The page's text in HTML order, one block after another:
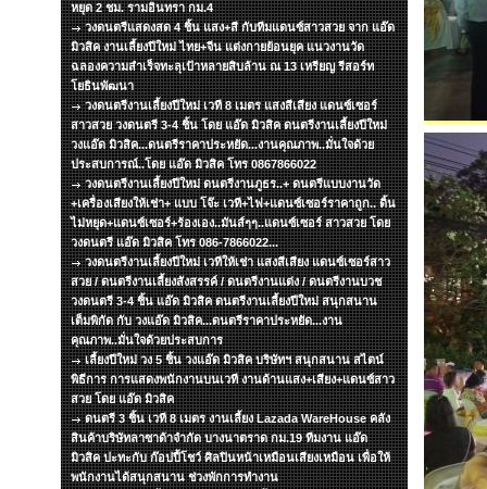
หยุด 2 ชม. รามอินทรา กม.4
วงดนตรีแสดงสด 4 ชิ้น แสง+สี กับทีมแดนซ์สาวสวย จาก แอ๊ด
มิวสิค งานเลี้ยงปีใหม่ ไทย+จีน แต่งกายย้อนยุค แนวงานวัด
ฉลองความสำเร็จทะลุเป้าหลายสิบล้าน ณ 13 เหรียญ รีสอร์ท
โยธินพัฒนา
วงดนตรีงานเลี้ยงปีใหม่ เวที 8 เมตร แสงสีเสียง แดนซ์เซอร์
สาวสวย วงดนตรี 3-4 ชิ้น โดย แอ๊ด มิวสิค ดนตรีงานเลี้ยงปีใหม่
วงแอ๊ด มิวสิค...ดนตรีราคาประหยัด...งานคุณภาพ..มั่นใจด้วย
ประสบการณ์..โดย แอ๊ด มิวสิค โทร 0867866022
วงดนตรีงานเลี้ยงปีใหม่ ดนตรีงานภูธร..+ ดนตรีแบบงานวัด
+เครื่องเสียงให้เช่า+ แบบ โจ๊ะ เวที+ไฟ+แดนซ์เซอร์ราคาถูก.. ดิ้น
ไม่หยุด+แดนซ์เซอร์+ร้องเอง..มันส์ๆๆ..แดนซ์เซอร์ สาวสวย โดย
วงดนตรี แอ๊ด มิวสิค โทร 086-7866022...
วงดนตรีงานเลี้ยงปีใหม่ เวทีให้เช่า แสงสีเสียง แดนซ์เซอร์สาว
สวย / ดนตรีงานเลี้ยงสังสรรค์ / ดนตรีงานแต่ง / ดนตรีงานบวช
วงดนตรี 3-4 ชิ้น แอ๊ด มิวสิค ดนตรีงานเลี้ยงปีใหม่ สนุกสนาน
เต็มพิกัด กับ วงแอ๊ด มิวสิค...ดนตรีราคาประหยัด...งาน
คุณภาพ..มั่นใจด้วยประสบการ
เลี้ยงปีใหม่ วง 5 ชิ้น วงแอ๊ด มิวสิค บริษัทฯ สนุกสนาน สไตน์
พิธีการ การแสดงพนักงานบนเวที งานด้านแสง+เสียง+แดนซ์สาว
สวย โดย แอ๊ด มิวสิค
ดนตรี 3 ชิ้น เวที 8 เมตร งานเลี้ยง Lazada WareHouse คลัง
สินค้าบริษัทลาซาด้าจำกัด บางนาตราด กม.19 ทีมงาน แอ๊ด
มิวสิค ปะทะกับ ก๊อปปี้โชว์ ศิลปินหน้าเหมือนเสียงเหมือน เพื่อให้
พนักงานได้สนุกสนาน ช่วงพักการทำงาน